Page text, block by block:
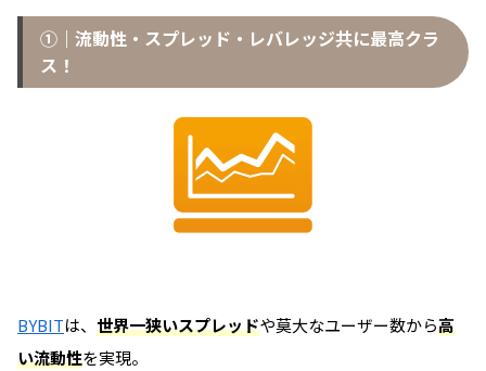
①｜流動性・スプレッド・レバレッジ共に最高クラ
ス！
BYBITは、 世界一狭いスプレッドや莫大なユーザー数から高
い流動性を実現。